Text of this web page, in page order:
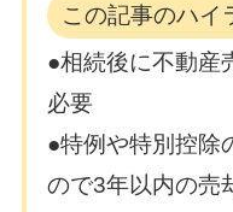
この記事のハイ
●相続後に不動産
必要
●特例や特別控除
ので3年以内の売